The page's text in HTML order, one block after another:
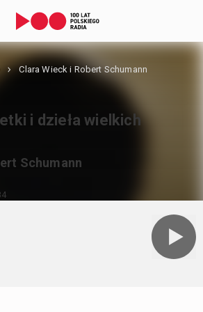
Clara Wieck i Robert Schumann
i dzieła wielkich
Schumann